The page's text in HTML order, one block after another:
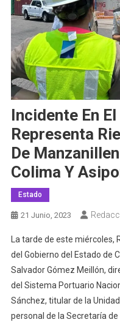
Incidente En
Representa
De
Colima Y
Estado
21 Junio, 2023
La tarde de este miércoles,
del Gobierno del Estado de
Salvador Gómez Meillón,
del Sistema Portuario
Sánchez, titular de la
personal de la Secretaría